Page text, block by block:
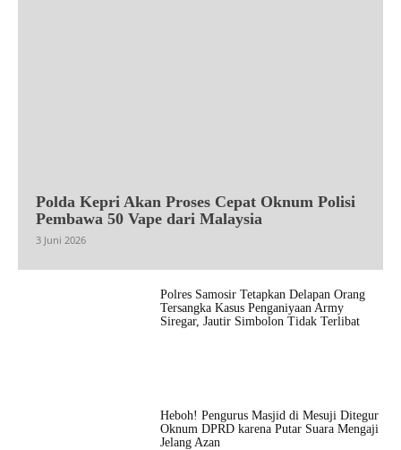
Polda Kepri Akan Proses Cepat Oknum Polisi
Pembawa 50 Vape dari Malaysia
3 Juni 2026
Polres Samosir Tetapkan Delapan Orang
Tersangka Kasus Penganiyaan Army
Siregar, Jautir Simbolon Tidak Terlibat
Heboh! Pengurus Masjid di Mesuji Ditegur
Oknum DPRD karena Putar Suara Mengaji
Jelang Azan